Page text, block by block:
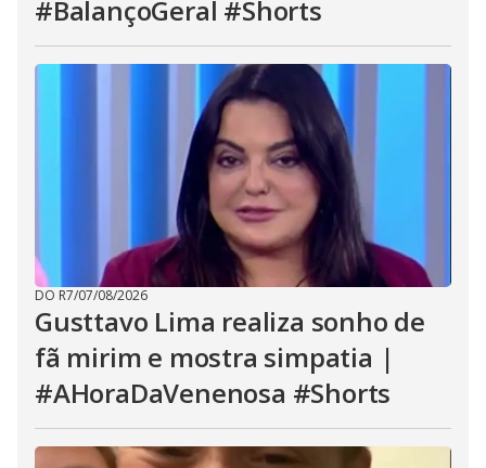
#BalançoGeral #Shorts
DO R7/07/08/2026
Gusttavo Lima realiza sonho de
fã mirim e mostra simpatia |
#AHoraDaVenenosa #Shorts